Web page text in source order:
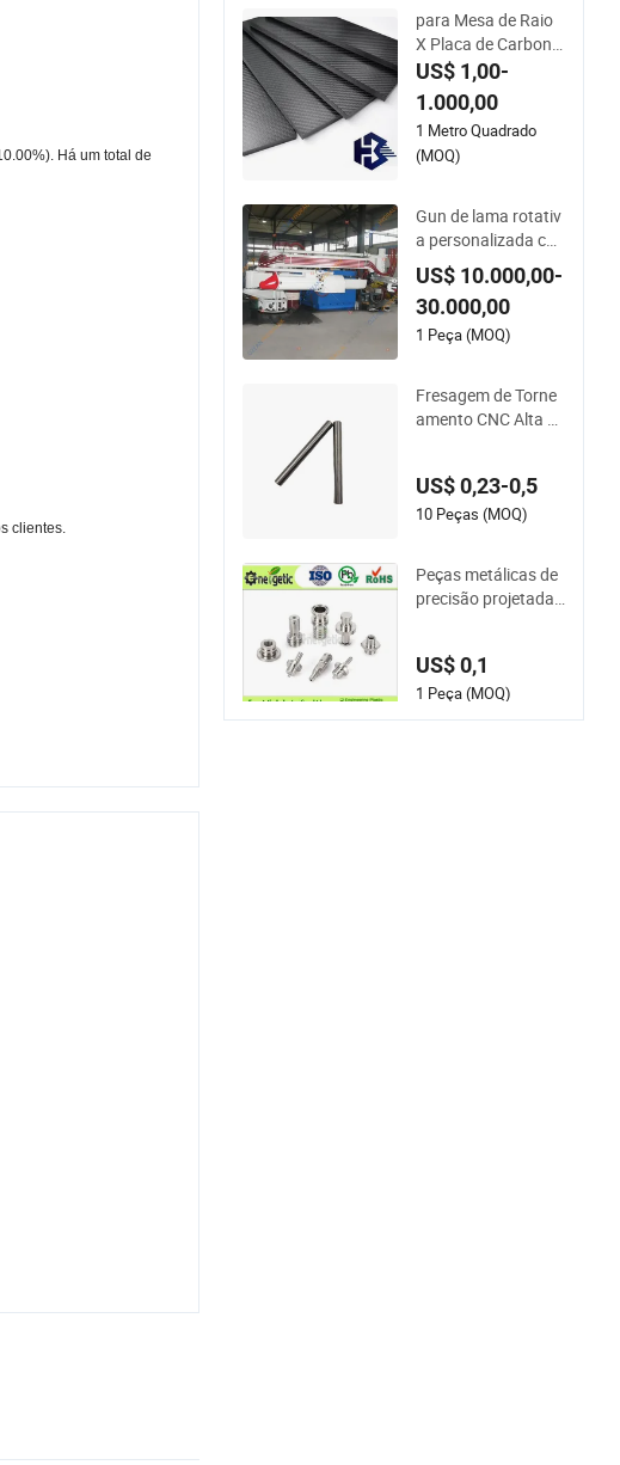
Há um total de
clientes.
para Mesa de Raio
X Placa de Carbono
de Alto Módulo Folh
a de Fibra de Carbo
no (A718219)
US$ 1,00-
1.000,00
1 Metro Quadrado
(MOQ)
Gun de lama rotativ
a personalizada co
m tanque e porker
US$ 10.000,00-
30.000,00
1 Peça (MOQ)
Fresagem de Torne
amento CNC Alta Pr
vel Tubo Interno Ca
no
US$ 0,23-0,5
10 Peças (MOQ)
Peças metálicas de
precisão projetadas
eroespaciais e indus
triais certificadas pe
la ISO 9001
US$ 0,1
1 Peça (MOQ)